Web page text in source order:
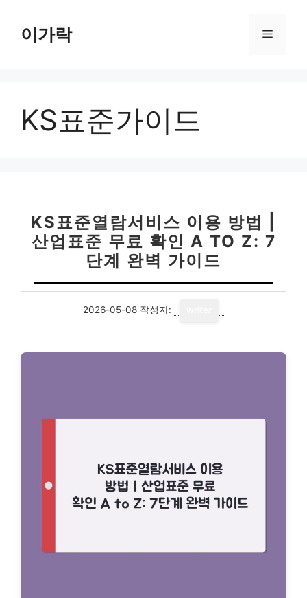
이가락 메
KS표준가이드
KS표준열람서비스 이용 방법 |
산업표준 무료 확인 A TO Z: 7
단계 완벽 가이드
2026-05-08 작성자: